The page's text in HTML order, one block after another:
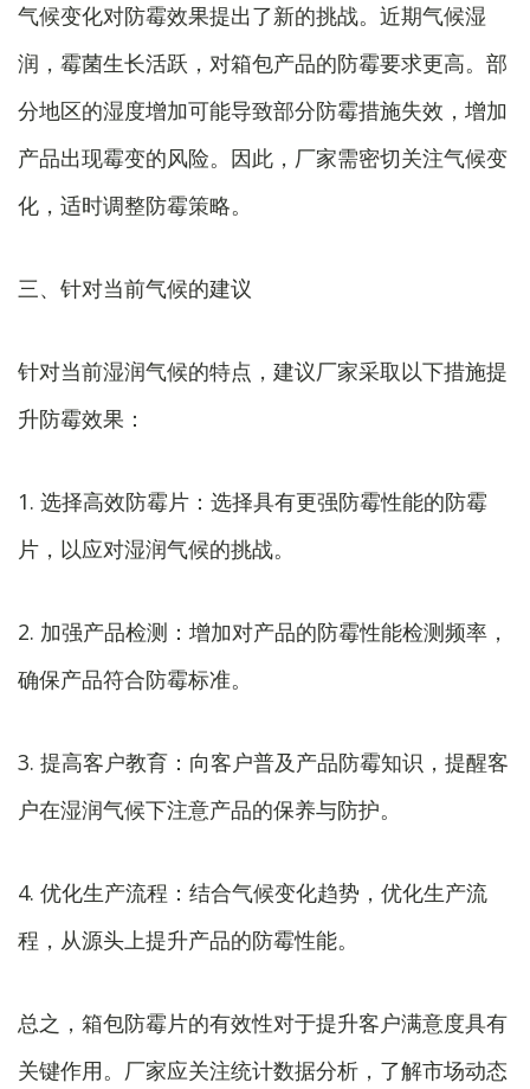
气候变化对防霉效果提出了新的挑战。近期气候湿
润，霉菌生长活跃，对箱包产品的防霉要求更高。部
分地区的湿度增加可能导致部分防霉措施失效，增加
产品出现霉变的风险。因此，厂家需密切关注气候变
化，适时调整防霉策略。
三、针对当前气候的建议
针对当前湿润气候的特点，建议厂家采取以下措施提
升防霉效果：
1. 选择高效防霉片：选择具有更强防霉性能的防霉
片，以应对湿润气候的挑战。
2. 加强产品检测：增加对产品的防霉性能检测频率，
确保产品符合防霉标准。
3. 提高客户教育：向客户普及产品防霉知识，提醒客
户在湿润气候下注意产品的保养与防护。
4. 优化生产流程：结合气候变化趋势，优化生产流
程，从源头上提升产品的防霉性能。
总之，箱包防霉片的有效性对于提升客户满意度具有
关键作用。厂家应关注统计数据分析，了解市场动态